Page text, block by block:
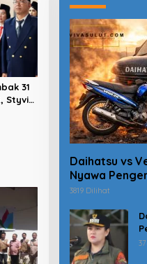
31
Styvi
Daihatsu vs
Nyawa
3819 Dilihat